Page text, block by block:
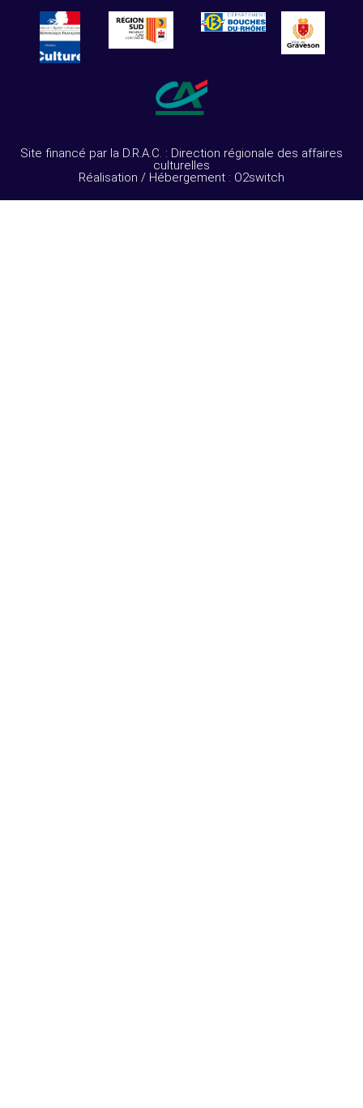
Site financé par la D.R.A.C. : Direction régionale des affaires
culturelles
Réalisation / Hébergement : O2switch